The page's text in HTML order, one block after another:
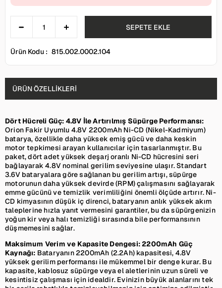
Ürün Kodu : 815.002.0002.104
ÜRÜN ÖZELLIKLERI
Dört Hücreli Güç: 4.8V İle Artırılmış Süpürge Performansı:
Orion Fakir Uyumlu 4.8V 2200mAh Ni-CD (Nikel-Kadmiyum)
batarya, özellikle daha yüksek emiş gücü ve daha keskin
motor tepkimesi arayan kullanıcılar için tasarlanmıştır. Bu
paket, dört adet yüksek deşarj oranlı Ni-CD hücresini seri
bağlayarak 4.8V nominal gerilim seviyesine ulaşır. Standart
3.6V bataryalara göre sağlanan bu gerilim artışı, süpürge
motorunun daha yüksek devirde (RPM) çalışmasını sağlayarak
emme gücünü ve temizlik verimliliğini önemli ölçüde artırır. Ni-
CD kimyasının düşük iç direnci, bataryanın anlık yüksek akım
taleplerine hızla yanıt vermesini garantiler, bu da süpürgenizin
yoğun kir veya halı temizliği sırasında bile performansının
düşmemesini sağlar.
Maksimum Verim ve Kapasite Dengesi: 2200mAh Güç
Kaynağı: Bataryanın 2200mAh (2.2Ah) kapasitesi, 4.8V
yüksek gerilim performansı ile mükemmel bir denge kurar. Bu
kapasite, kablosuz süpürge veya el aletlerinin uzun süreli ve
kesintisiz çalışması için idealdir. Evinizin büyük alanlarını tek